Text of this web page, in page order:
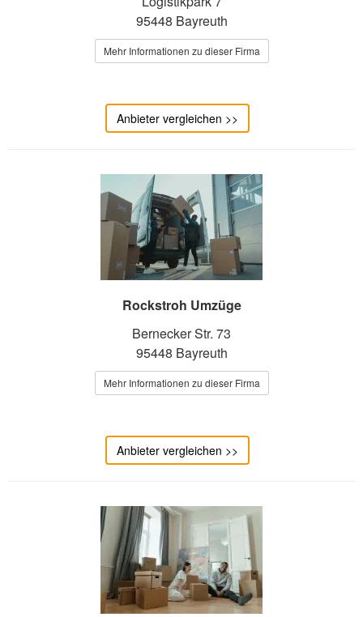
95448 Bayreuth
Mehr Informationen zu dieser Firma
Anbieter vergleichen >>
Rockstroh Umzüge
Bernecker Str. 73
95448 Bayreuth
Mehr Informationen zu dieser Firma
Anbieter vergleichen >>